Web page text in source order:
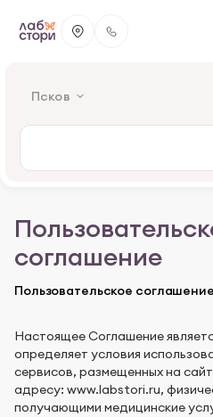
Псков
соглашение
Настоящее Соглашение
определяет условия
сервисов, размещенных на
адресу: www.labstori.ru,
получающими медицинские